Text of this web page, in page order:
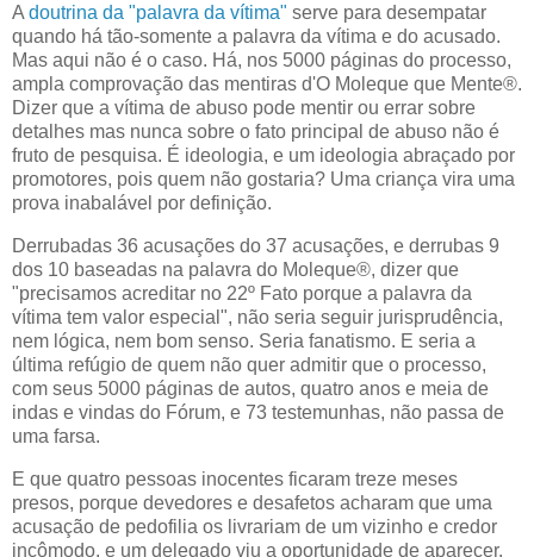
A doutrina da "palavra da vítima" serve para desempatar
quando há tão-somente a palavra da vítima e do acusado.
Mas aqui não é o caso. Há, nos 5000 páginas do processo,
ampla comprovação das mentiras d'O Moleque que Mente®.
Dizer que a vítima de abuso pode mentir ou errar sobre
detalhes mas nunca sobre o fato principal de abuso não é
fruto de pesquisa. É ideologia, e um ideologia abraçado por
promotores, pois quem não gostaria? Uma criança vira uma
prova inabalável por definição.
Derrubadas 36 acusações do 37 acusações, e derrubas 9
dos 10 baseadas na palavra do Moleque®, dizer que
"precisamos acreditar no 22º Fato porque a palavra da
vítima tem valor especial", não seria seguir jurisprudência,
nem lógica, nem bom senso. Seria fanatismo. E seria a
última refúgio de quem não quer admitir que o processo,
com seus 5000 páginas de autos, quatro anos e meia de
indas e vindas do Fórum, e 73 testemunhas, não passa de
uma farsa.
E que quatro pessoas inocentes ficaram treze meses
presos, porque devedores e desafetos acharam que uma
acusação de pedofilia os livrariam de um vizinho e credor
incômodo, e um delegado viu a oportunidade de aparecer.